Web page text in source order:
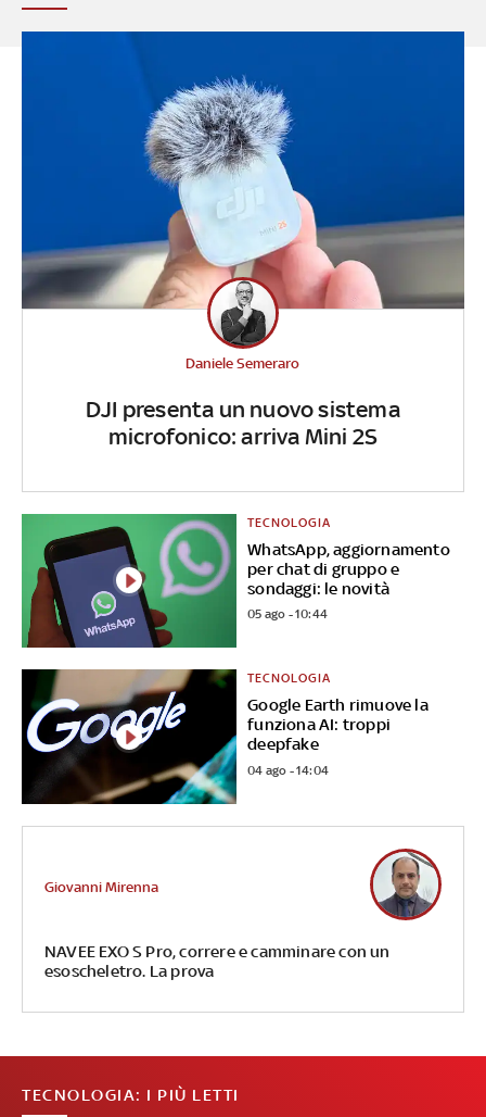
DJI presenta un nuovo sistema
microfonico: arriva Mini 2S
Daniele Semeraro
WhatsApp, aggiornamento
per chat di gruppo e
sondaggi: le novità
TECNOLOGIA
05 ago - 10:44
Google Earth rimuove la
funziona AI: troppi
deepfake
TECNOLOGIA
04 ago - 14:04
NAVEE EXO S Pro, correre e camminare con un
esoscheletro. La prova
Giovanni Mirenna
TECNOLOGIA: I PIÙ LETTI